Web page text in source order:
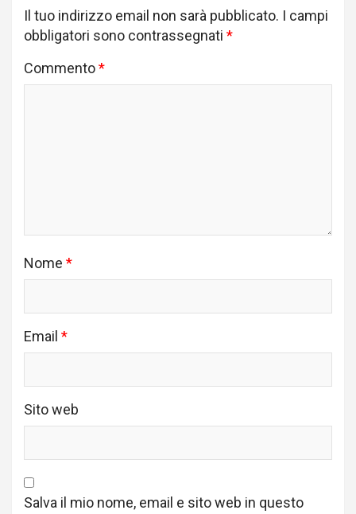
Il tuo indirizzo email non sarà pubblicato. I campi
obbligatori sono contrassegnati *
Commento*
Nome *
Email *
Sito web
Salva il mio nome, email e sito web in questo